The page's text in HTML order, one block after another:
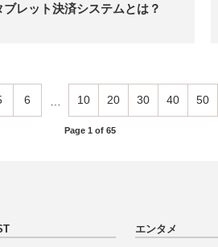
ブレット決済システムとは？
6 10 20 30 40 50
Page 1 of 65
エンタメ